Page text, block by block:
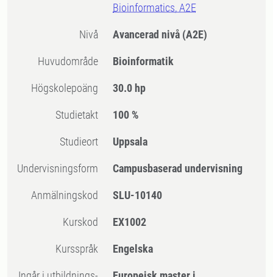
Bioinformatics, A2E
Nivå Avancerad nivå (A2E)
Huvudområde Bioinformatik
högskolepoäng 30.0 hp
Studietakt 100 %
Studieort Uppsala
Undervisningsform Campusbaserad undervisning
Anmälningskod SLU-10140
Kurskod EX1002
Kursspråk Engelska